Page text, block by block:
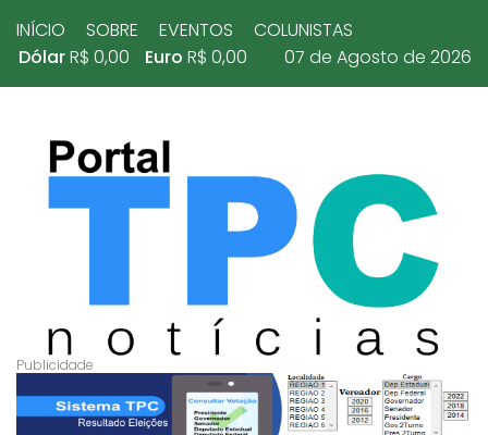
INÍCIO SOBRE EVENTOS
COLUNISTAS
DólarR$ 0,00 Euro R$ 0,00 07 de Agosto de 2026